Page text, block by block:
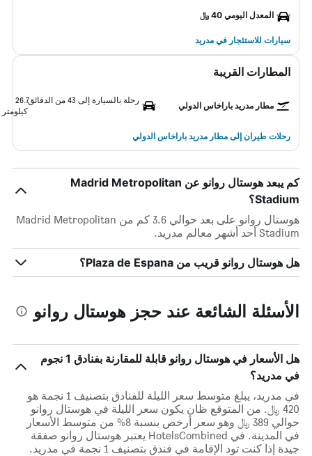
المعدل اليومي 40 ﷼
سيارات للاستئجار في مدريد
المطارات القريبة
مطار مدريد باراخاس الدولي
رحلة بالسيارة إلى 43 من الدقائق
26.7
كيلومتر
رحلات طيران إلى مطار مدريد باراخاس الدولي
كم يبعد هوستال روانو عن Madrid Metropolitan
Stadium؟
هوستال روانو على بعد حوالي 3.6 كم من Madrid Metropolitan
Stadium أحد أشهر معالم مدريد.
هل هوستال روانو قريب من Plaza de Espana؟
الأسئلة الشائعة عند حجز هوستال روانو
هل الأسعار في هوستال روانو قابلة للمقارنة بفنادق 1 نجوم
في مدريد؟
في مدريد، يبلغ متوسط ​​سعر الليلة للفنادق بتصنيف 1 نجمة هو
420 ﷼. من المتوقع ظان يكون سعر الليلة في هوستال روانو
حوالي 389 ﷼ وهو سعر أرخص بنسبة 8% من متوسط الأسعار
في المدينة. في HotelsCombined يعتبر هوستال روانو صفقة
جيدة إذا كنت تود الإقامة في فندق بتصنيف 1 نجمة في مدريد.